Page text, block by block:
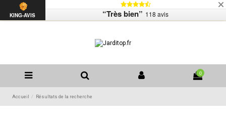
Contactez-nous
Liste de souhaits (
0
Accueil Résultats de la recherche
KING-AVIS “Très bien” 118 avis